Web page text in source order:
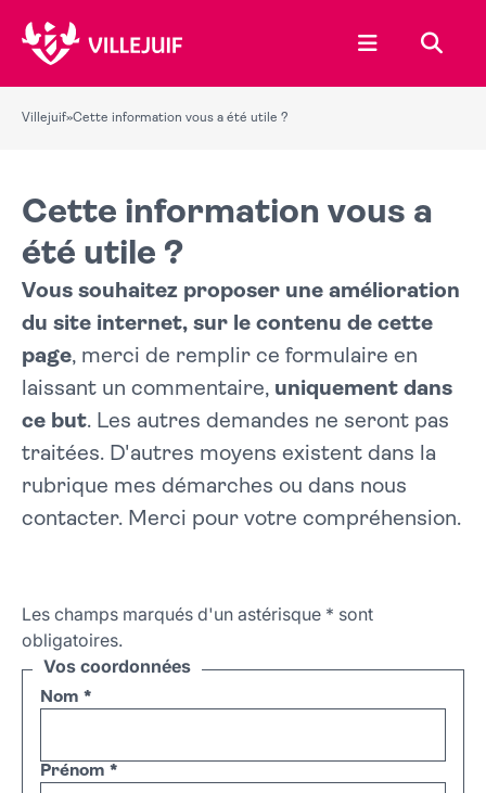
Ouvrir le
Villejuif»Cette information vous a été utile ?
Cette information vous a
été utile ?
Vous souhaitez proposer une amélioration
du site internet, sur le contenu de cette
page, merci de remplir ce formulaire en
laissant un commentaire, uniquement dans
ce but. Les autres demandes ne seront pas
traitées. D'autres moyens existent dans la
rubrique mes démarches ou dans nous
contacter. Merci pour votre compréhension.
Les champs marqués d'un astérisque * sont
obligatoires.
Vos coordonnées
Nom *
Prénom *